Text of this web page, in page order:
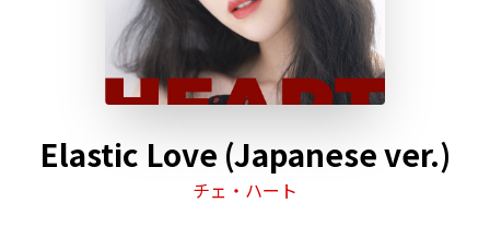
Elastic Love (Japanese ver.)
チェ・ハート